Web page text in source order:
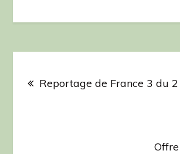
Navigation
de Reportage de France 3 du